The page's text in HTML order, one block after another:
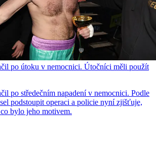
po útoku v nemocnici. Útočníci měli použít
po středečním napadení v nemocnici. Podle
podstoupit operaci a policie nyní zjišťuje,
bylo jeho motivem.